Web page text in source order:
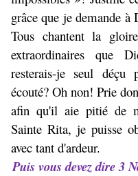
grâce que je demande
Tous chantent la
extraordinaires que
resterais-je seul déçu
écouté? Oh non! Prie
afin qu'il aie pitié de
Sainte Rita, je puisse
avec tant d'ardeur.
Puis vous devez dire 3